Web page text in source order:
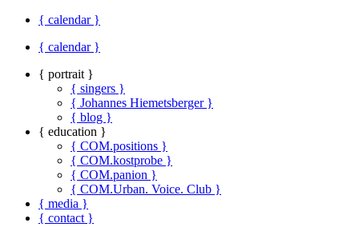
{ calendar }
{ calendar }
{ portrait }
{ singers }
{ Johannes Hiemetsberger }
{ blog }
{ education }
{ COM.positions }
{ COM.kostprobe }
{ COM.panion }
{ COM.Urban. Voice. Club }
{ media }
{ contact }